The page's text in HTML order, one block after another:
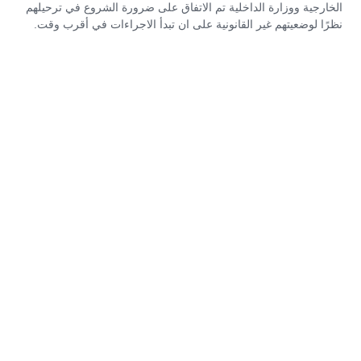
الخارجية ووزارة الداخلية تم الاتفاق على ضرورة الشروع في ترحيلهم
نظرًا لوضعيتهم غير القانونية على ان تبدأ الاجراءات في أقرب وقت.